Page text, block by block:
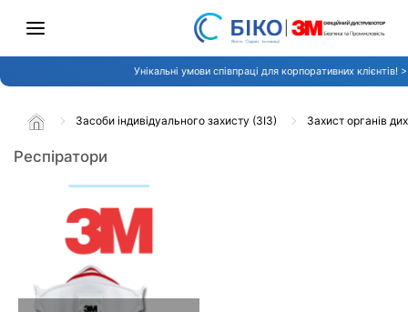
Унікальні умови співпраці для корпоративних клієнтів!
Засоби індивідуального захисту (ЗІЗ) Захист органів
Респіратори